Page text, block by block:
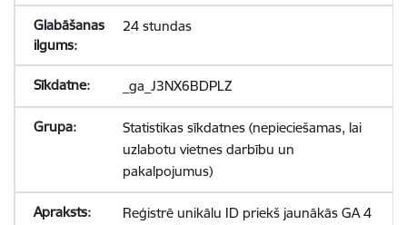
24 stundas
_ga_J3NX6BDPLZ
Statistikas sīkdatnes (nepieciešamas, lai
uzlabotu vietnes darbību un
pakalpojumus)
Reģistrē unikālu ID priekš jaunākās GA 4